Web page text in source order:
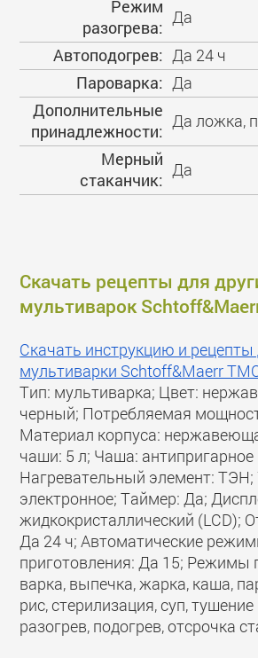
Режим
разогрева:
Да
Автоподогрев: Да 24 ч
Пароварка: Да
Дополнительные
принадлежности:
Да ложка,
Мерный
стаканчик:
Да
Скачать рецепты для
мультиварок
Скачать инструкцию и рецепты
мультиварки Schtoff&Maerr
Тип: мультиварка; Цвет:
черный; Потребляемая
Материал корпуса:
чаши: 5 л; Чаша: антипригарное
Нагревательный элемент: ТЭН;
электронное; Таймер: Да;
жидкокристаллический (LCD);
Да 24 ч; Автоматические
приготовления: Да 15; Режимы
варка, выпечка, жарка, каша,
рис, стерилизация, суп, тушение
разогрев, подогрев, отсрочка